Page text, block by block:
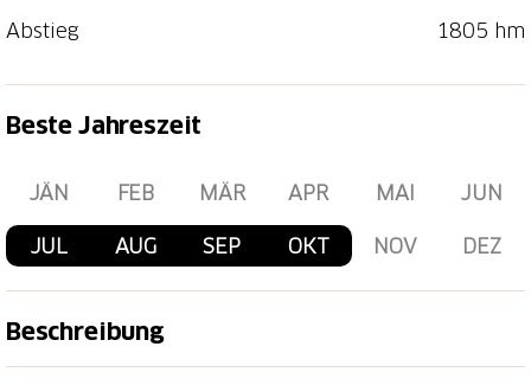
Abstieg 1805 hm
Beste Jahreszeit
JÄN FEB MÄR APR MAI JUN
JUL AUG SEP OKT NOV DEZ
Beschreibung